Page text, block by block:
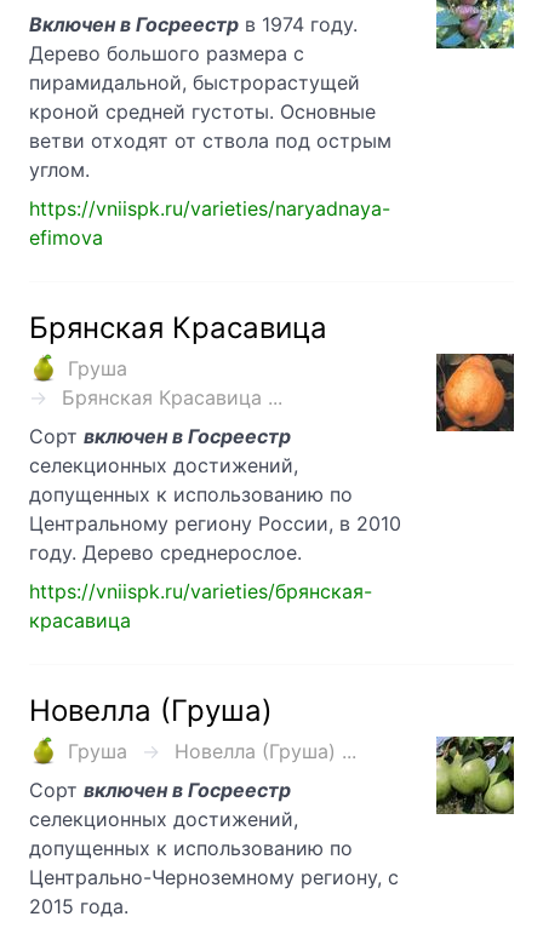
Включен в Госреестр в 1974 году.
Дерево большого размера с
пирамидальной, быстрорастущей
кроной средней густоты. Основные
ветви отходят от ствола под острым
углом.
https://vniispk.ru/varieties/naryadnaya-
efimova
Брянская Красавица
Груша
Брянская Красавица ...
Сорт включен в Госреестр
селекционных достижений,
допущенных к использованию по
Центральному региону России, в 2010
году. Дерево среднерослое.
https://vniispk.ru/varieties/брянская-
красавица
Новелла (Груша)
Груша
Новелла (Груша) ...
Сорт включен в Госреестр
селекционных достижений,
допущенных к использованию по
Центрально-Черноземному региону, с
2015 года.